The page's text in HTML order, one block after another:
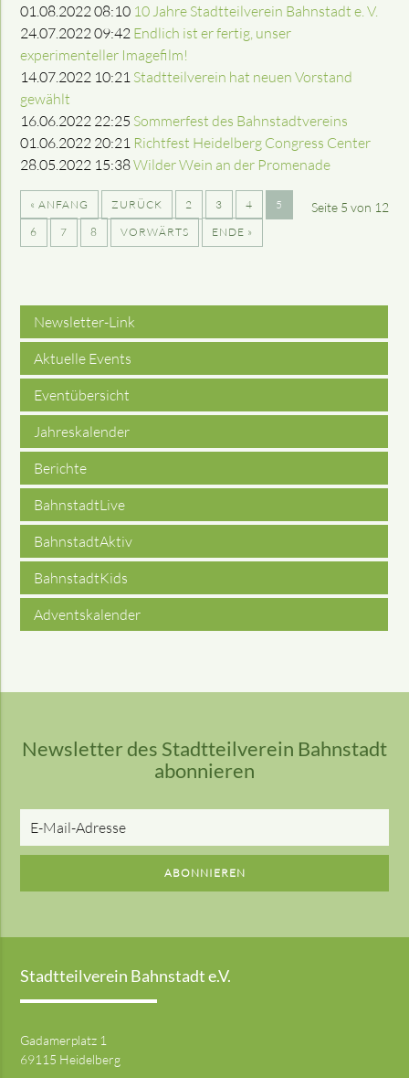
01.08.2022 08:10 10 Jahre Stadtteilverein Bahnstadt e. V.
24.07.2022 09:42 Endlich ist er fertig, unser
experimenteller Imagefilm!
14.07.2022 10:21 Stadtteilverein hat neuen Vorstand
gewählt
16.06.2022 22:25 Sommerfest des Bahnstadtvereins
01.06.2022 20:21 Richtfest Heidelberg Congress Center
28.05.2022 15:38Wilder Wein an der Promenade
Seite 5 von 12
« ANFANG ZURÜCK 2 3 4
5
6
7 8 VORWÄRTS ENDE »
Newsletter-Link
Aktuelle Events
Eventübersicht
Jahreskalender
Berichte
BahnstadtLive
BahnstadtAktiv
BahnstadtKids
Adventskalender
Newsletter des Stadtteilverein Bahnstadt
abonnieren
ABONNIEREN
Stadtteilverein Bahnstadt e.V.
Gadamerplatz 1
69115 Heidelberg